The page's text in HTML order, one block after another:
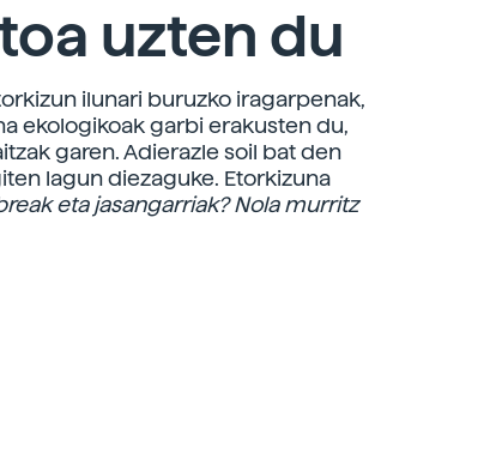
uzten du
ilunari buruzko iragarpenak,
ekologikoak garbi erakusten du,
garen. Adierazle soil bat den
lagun diezaguke. Etorkizuna
eta jasangarriak?Nola murritz